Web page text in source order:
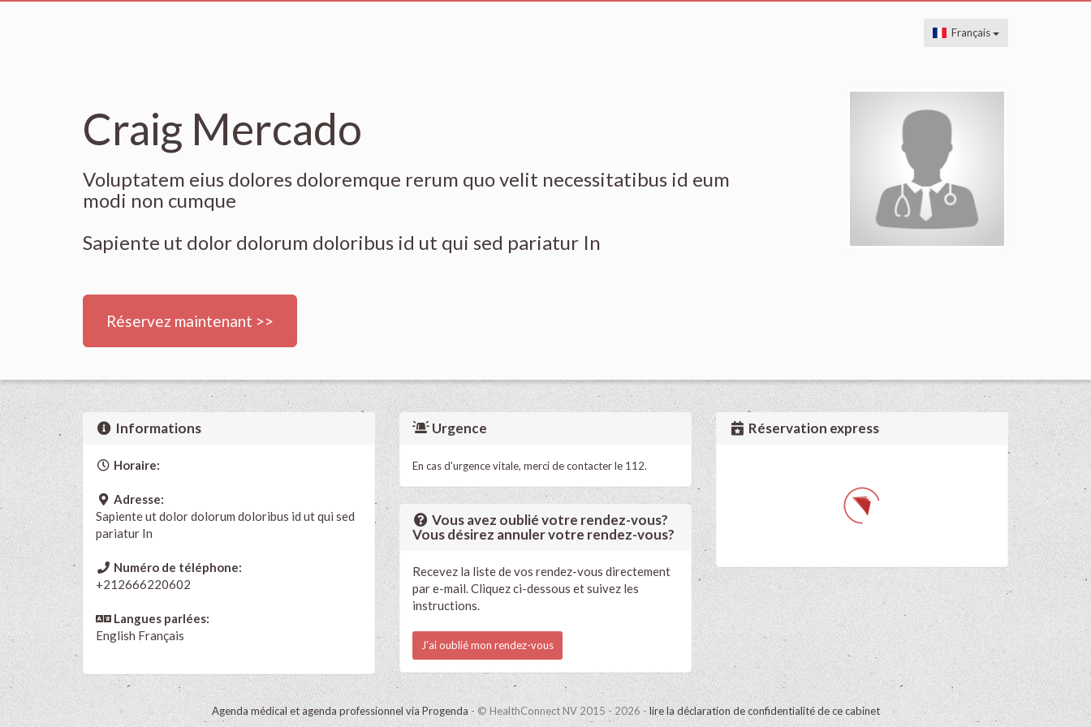
Français
Craig Mercado
Voluptatem eius dolores doloremque rerum quo velit necessitatibus id eum
modi non cumque
Sapiente ut dolor dolorum doloribus id ut qui sed pariatur In
Réservez maintenant >>
Informations
Horaire:
Adresse:
Sapiente ut dolor dolorum doloribus id ut qui sed
pariatur In
Numéro de téléphone:
+212666220602
Langues parlées:
English Français
Urgence
En cas d'urgence vitale, merci de contacter le 112.
Vous avez oublié votre rendez-vous?
Vous désirez annuler votre rendez-vous?
Recevez la liste de vos rendez-vous directement
par e-mail. Cliquez ci-dessous et suivez les
instructions.
J'ai oublié mon rendez-vous
Réservation express
Agenda médical et agenda professionnel via Progenda - © HealthConnect NV 2015 - 2026 - lire la déclaration de confidentialité de ce cabinet